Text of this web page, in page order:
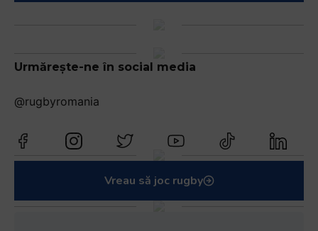
Urmărește-ne în social media
@rugbyromania
Vreau să joc rugby